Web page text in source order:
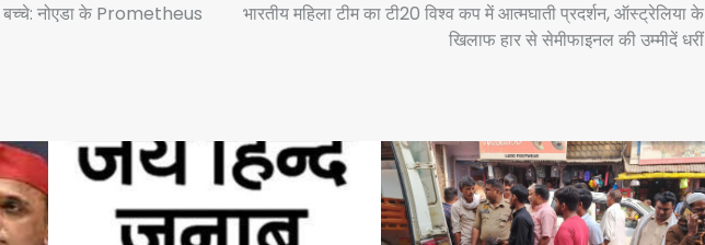
बच्चे: नोएडा के Prometheus
भारतीय महिला टीम का टी20 विश्व कप में आत्मघाती प्रदर्शन, ऑस्ट्रेलिया के
खिलाफ हार से सेमीफाइनल की उम्मीदें धरीं